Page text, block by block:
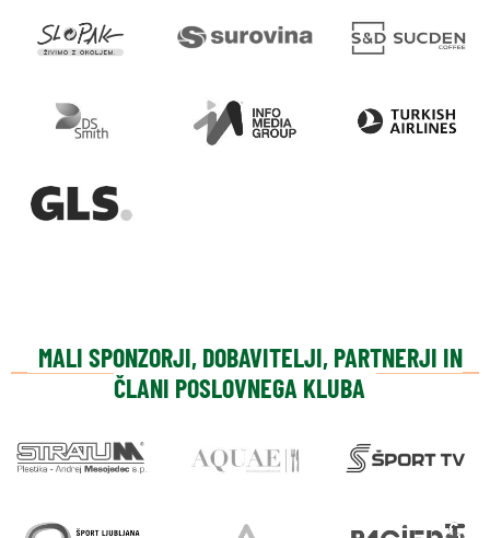
MALI SPONZORJI, DOBAVITELJI, PARTNERJI IN
ČLANI POSLOVNEGA KLUBA